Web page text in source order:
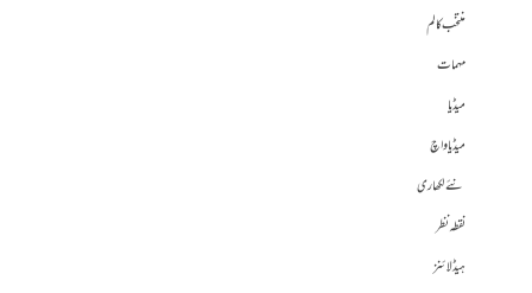
منتخب کالم
مہمات
میڈیا
میڈیا واچ
نئے لکھاری
نقطہ نظر
ہیڈلائنز